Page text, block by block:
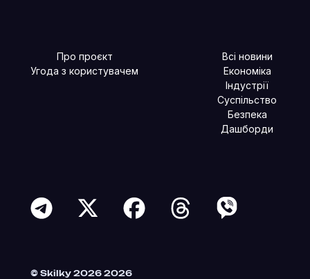
Про проєкт
Угода з користувачем
Всі новини
Економіка
Індустрії
Суспільство
Безпека
Дашборди
Читайте більше в наших соцмережах
© Skilky 2026 2026